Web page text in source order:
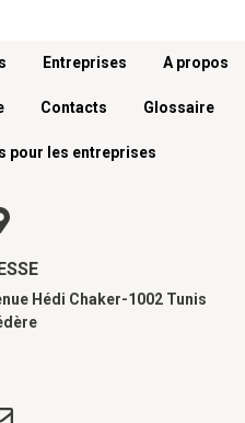
Entreprises A propos
Contacts Glossaire
pour les entreprises
Hédi Chaker-1002 Tunis